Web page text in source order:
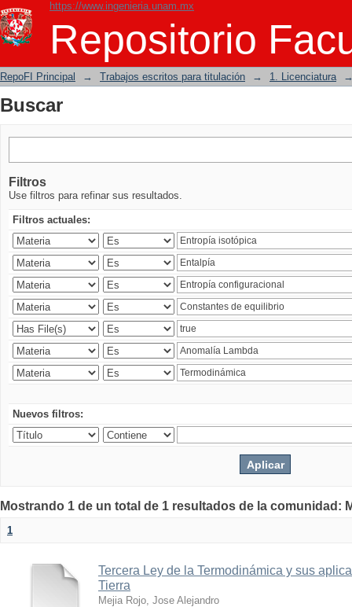
https://www.ingenieria.unam.mx
Repositorio
Buscar
RepoFI Principal → Trabajos escritos para titulación → 1. Licenciatura
Buscar
Filtros
Use filtros para refinar sus resultados.
Filtros actuales:
Nuevos filtros:
Mostrando 1 de un total de 1 resultados de la comunidad:
1
Tercera Ley de la Termodinámica y sus
Tierra
Mejia Rojo, Jose Alejandro